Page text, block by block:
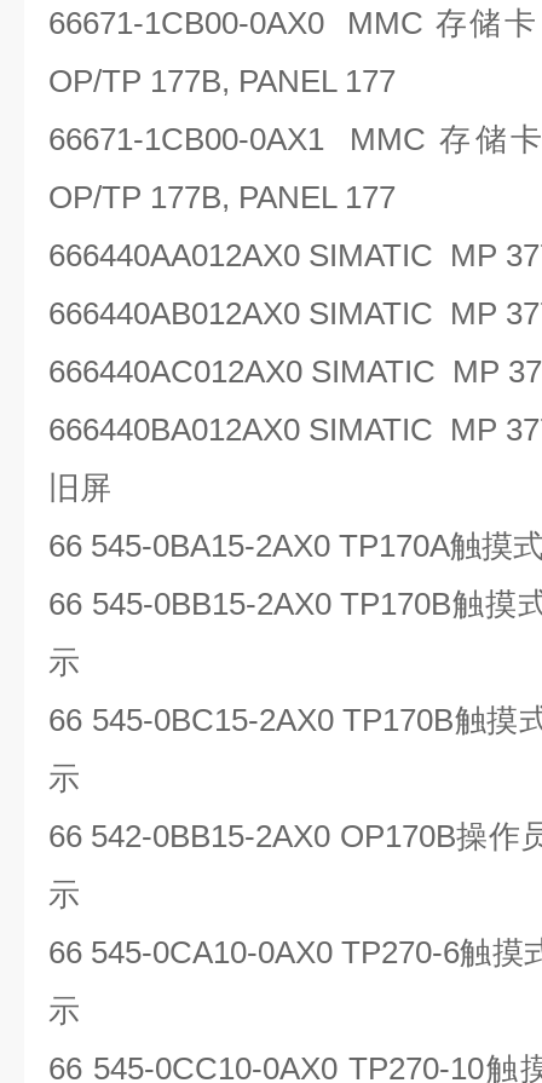
66671-1CB00-0AX0 MMC 存储
OP/TP 177B, PANEL 177
66671-1CB00-0AX1 MMC 存储
OP/TP 177B, PANEL 177
666440AA012AX0 SIMATIC MP
666440AB012AX0 SIMATIC MP
666440AC012AX0 SIMATIC MP
666440BA012AX0 SIMATIC MP
旧屏
66 545-0BA15-2AX0 TP170A触摸
66 545-0BB15-2AX0 TP170B触摸
示
66 545-0BC15-2AX0 TP170B触摸
示
66 542-0BB15-2AX0 OP170B操作
示
66 545-0CA10-0AX0 TP270-6触摸
示
66 545-0CC10-0AX0 TP270-10触